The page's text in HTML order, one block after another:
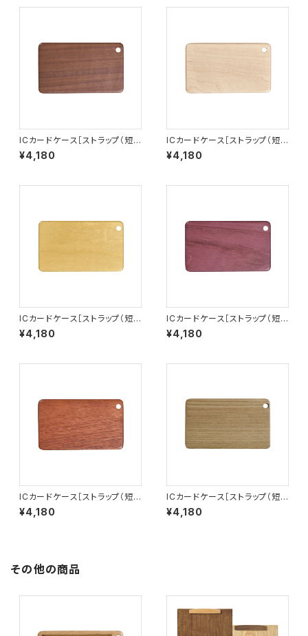
ICカードケース［ストラップ（短）
付き］ウォールナット［IC-1W］
¥4,180
ICカードケース［ストラップ（短）
付き］ハードメープル［IC-1H］
¥4,180
ICカードケース［ストラップ（短）
付き］イエローハート［IC-1Y］
¥4,180
ICカードケース［ストラップ（短）
付き］パープルハート［IC-1P］
¥4,180
ICカードケース［ストラップ（短）
付き］サッチーネ［IC-1S］
¥4,180
ICカードケース［ストラップ（短）
付き］タモ埋もれ木［IC-1T］
¥4,180
その他の商品